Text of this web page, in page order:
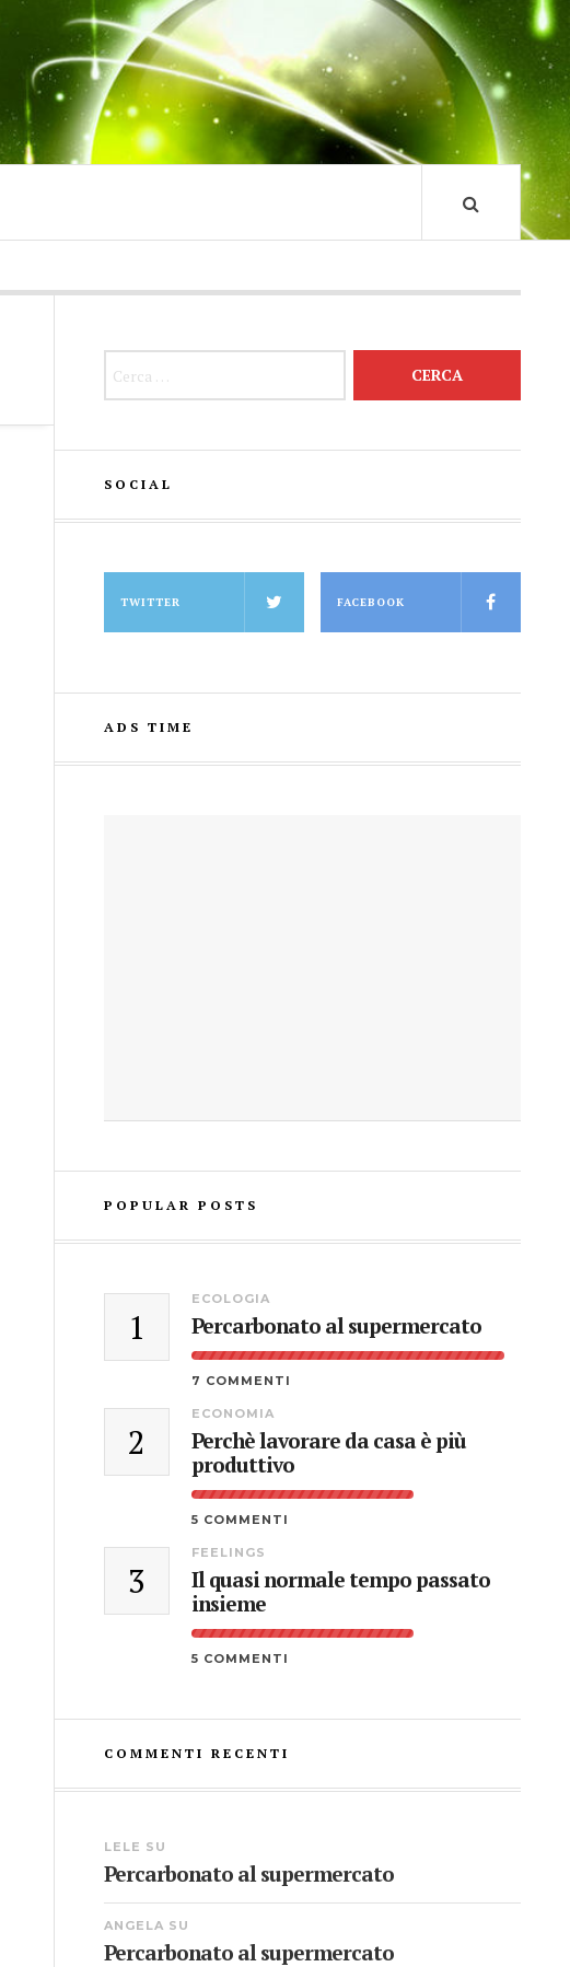
SOCIAL
TWITTER FACEBOOK
ADS TIME
POPULAR POSTS
1
ECOLOGIA
Percarbonato al supermercato
7 COMMENTI
2
ECONOMIA
Perchè lavorare da casa è più
produttivo
5 COMMENTI
3
FEELINGS
Il quasi normale tempo passato
insieme
5 COMMENTI
COMMENTI RECENTI
LELE SU
Percarbonato al supermercato
ANGELA SU
Percarbonato al supermercato